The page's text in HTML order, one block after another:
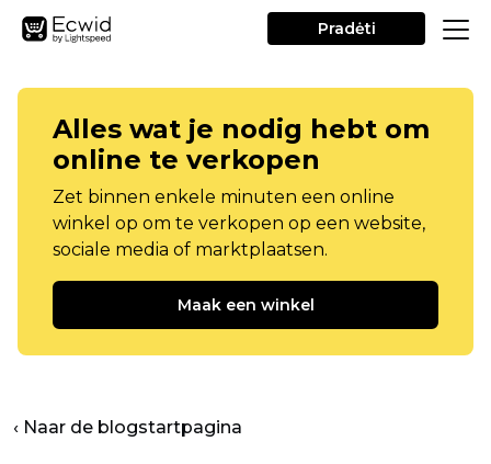
Pradėti
Alles wat je nodig hebt om
online te verkopen
Zet binnen enkele minuten een online
winkel op om te verkopen op een website,
sociale media of marktplaatsen.
Maak een winkel
‹ Naar de blogstartpagina